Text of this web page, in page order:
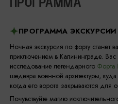
ПРОГРАММА
ПРОГРАММА ЭКСКУРСИИ
Ночная экскурсия по форту
приключением в Калининграде.
исследование легендарного
шедевра военной архитектуры,
когда его ворота закрываются для
Почувствуйте магию